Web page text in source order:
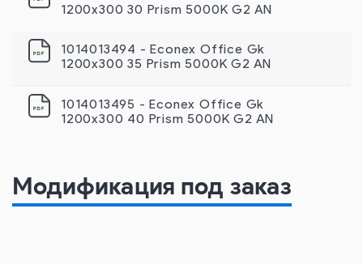
1200х300 30 Prism 5000K G2 AN
1014013494 - Econex Office Gk
1200х300 35 Prism 5000K G2 AN
1014013495 - Econex Office Gk
1200x300 40 Prism 5000K G2 AN
Модификация под заказ